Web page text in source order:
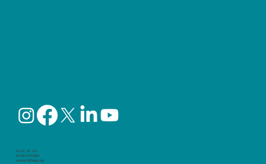
FLAT JP, Inc.
EIN92-1473394
contact@flatjp.org